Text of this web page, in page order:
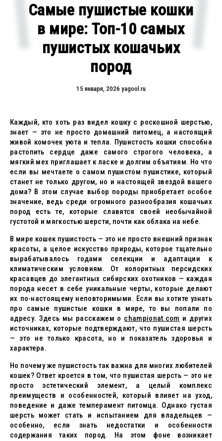
Самые пушистые кошки
в мире: Топ-10 самых
пушистых кошачьих
пород
15 января, 2026 yagool.ru
Каждый, кто хоть раз видел кошку с роскошной шерстью,
знает — это не просто домашний питомец, а настоящий
живой комочек уюта и тепла. Пушистость кошки способна
растопить сердце даже самого строгого человека, а
мягкий мех приглашает к ласке и долгим объятиям. Но что
если вы мечтаете о самом пушистом пушистике, который
станет не только другом, но и настоящей звездой вашего
дома? В этом случае выбор породы приобретает особое
значение, ведь среди огромного разнообразия кошачьих
пород есть те, которые славятся своей необычайной
густотой и мягкостью шерсти, почти как облака на небе.
В мире кошек пушистость — это не просто внешний признак
красоты, а целое искусство природы, которое тщательно
вырабатывалось годами селекции и адаптации к
климатическим условиям. От колоритных персидских
красавцев до элегантных сибирских охотников — каждая
порода несет в себе уникальные черты, которые делают
их по-настоящему неповторимыми. Если вы хотите узнать
про самые пушистые кошки в мире, то вы попали по
адресу. Здесь мы расскажем о championat.com и других
источниках, которые подтверждают, что пушистая шерсть
— это не только красота, но и показатель здоровья и
характера.
Но почему же пушистость так важна для многих любителей
кошек? Ответ кроется в том, что пушистая шерсть — это не
просто эстетический элемент, а целый комплекс
преимуществ и особенностей, который влияет на уход,
поведение и даже темперамент питомца. Однако густая
шерсть может стать и испытанием для владельцев —
особенно, если знать недостатки и особенности
содержания таких пород. На этом фоне возникает